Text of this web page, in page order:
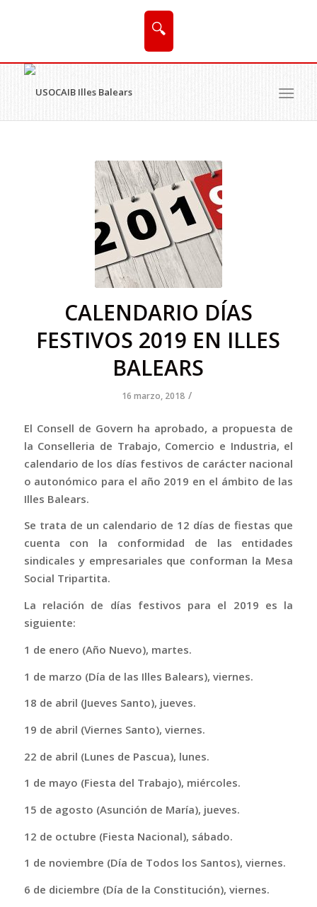
🔍
CALENDARIO DÍAS
FESTIVOS 2019 EN ILLES
BALEARS
16 marzo, 2018 /
El Consell de Govern ha aprobado, a propuesta de
la Conselleria de Trabajo, Comercio e Industria, el
calendario de los días festivos de carácter nacional
o autonómico para el año 2019 en el ámbito de las
Illes Balears.
Se trata de un calendario de 12 días de fiestas que
cuenta con la conformidad de las entidades
sindicales y empresariales que conforman la Mesa
Social Tripartita.
La relación de días festivos para el 2019 es la
siguiente:
1 de enero (Año Nuevo), martes.
1 de marzo (Día de las Illes Balears), viernes.
18 de abril (Jueves Santo), jueves.
19 de abril (Viernes Santo), viernes.
22 de abril (Lunes de Pascua), lunes.
1 de mayo (Fiesta del Trabajo), miércoles.
15 de agosto (Asunción de María), jueves.
12 de octubre (Fiesta Nacional), sábado.
1 de noviembre (Día de Todos los Santos), viernes.
6 de diciembre (Día de la Constitución), viernes.